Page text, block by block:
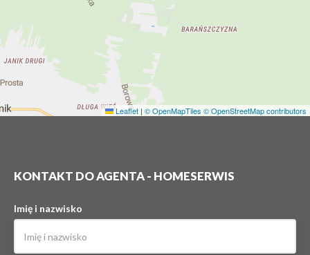
Leaflet | © OpenMapTiles © OpenStreetMap contributors
KONTAKT DO AGENTA - HOMESERWIS
Imię i nazwisko